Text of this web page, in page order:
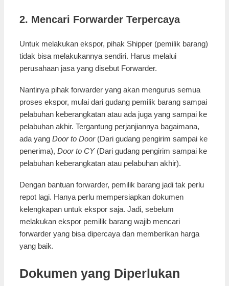
2. Mencari Forwarder Terpercaya
Untuk melakukan ekspor, pihak Shipper (pemilik barang)
tidak bisa melakukannya sendiri. Harus melalui
perusahaan jasa yang disebut Forwarder.
Nantinya pihak forwarder yang akan mengurus semua
proses ekspor, mulai dari gudang pemilik barang sampai
pelabuhan keberangkatan atau ada juga yang sampai ke
pelabuhan akhir. Tergantung perjanjiannya bagaimana,
ada yang Door to Door(Dari gudang pengirim sampai ke
penerima), Door to CY(Dari gudang pengirim sampai ke
pelabuhan keberangkatan atau pelabuhan akhir).
Dengan bantuan forwarder, pemilik barang jadi tak perlu
repot lagi. Hanya perlu mempersiapkan dokumen
kelengkapan untuk ekspor saja. Jadi, sebelum
melakukan ekspor pemilik barang wajib mencari
forwarder yang bisa dipercaya dan memberikan harga
yang baik.
Dokumen yang Diperlukan